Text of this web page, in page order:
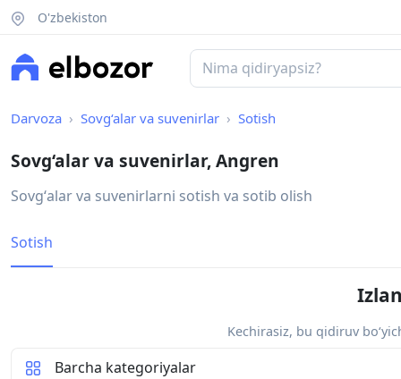
O'zbekiston
Darvoza Sovg‘alar va suvenirlar Sotish
Sovg‘alar va suvenirlar, Angren
Sovgʻalar va suvenirlarni sotish va sotib olish
Sotish
Kechirasiz, bu qidiruv
Barcha kategoriyalar